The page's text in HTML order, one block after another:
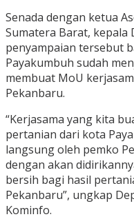
Senada dengan ketua
Sumatera Barat, kepala
penyampaian tersebut
Payakumbuh sudah
membuat MoU
Pekanbaru.
“Kerjasama yang kita
pertanian dari kota
langsung oleh pemko
dengan akan
bersih bagi hasil
Pekanbaru”, ungkap
Kominfo.